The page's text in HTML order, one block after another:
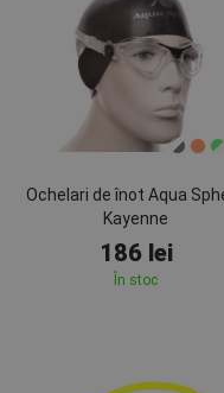
Ochelari de înot Aqua
Kayenne
186 lei
În stoc